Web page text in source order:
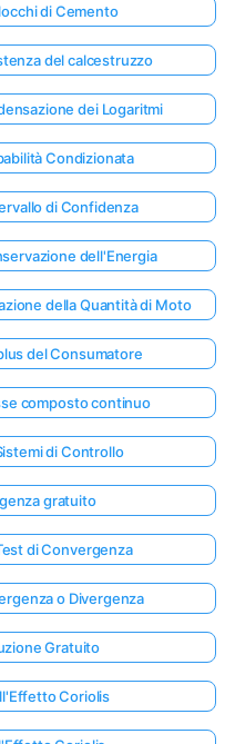
di Cemento
del calcestruzzo
dei Logaritmi
Condizionata
di Confidenza
dell'Energia
della Quantità di Moto
del Consumatore
composto continuo
di Controllo
gratuito
di Convergenza
o Divergenza
Gratuito
Coriolis